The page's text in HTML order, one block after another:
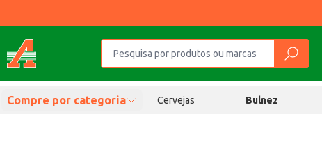
Compre por categoria Cervejas Bulnez